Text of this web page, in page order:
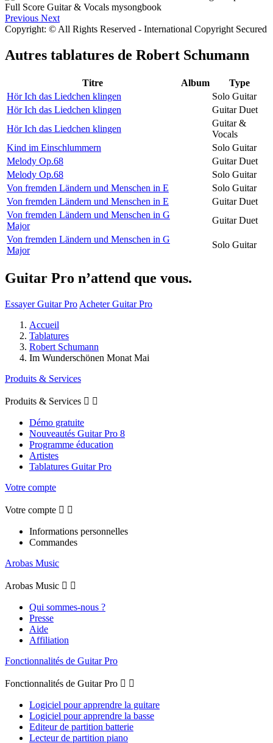
Previous Next
Copyright: © All Rights Reserved - International Copyright Secured
Autres tablatures de Robert Schumann
Titre Album
Type
Hör Ich das Liedchen klingen
Solo Guitar
Hör Ich das Liedchen klingen
Guitar Duet
Hör Ich das Liedchen klingen
Guitar &
Vocals
Kind im Einschlummern
Solo Guitar
Melody Op.68
Guitar Duet
Melody Op.68
Solo Guitar
Von fremden Ländern und Menschen in E
Solo Guitar
Von fremden Ländern und Menschen in E
Guitar Duet
Von fremden Ländern und Menschen in G
Major
Guitar Duet
Von fremden Ländern und Menschen in G
Major
Solo Guitar
Guitar Pro n’attend que vous.
Essayer Guitar Pro Acheter Guitar Pro
Accueil
Tablatures
Robert Schumann
Im Wunderschönen Monat Mai
Produits & Services
Produits & Services  
Démo gratuite
Nouveautés Guitar Pro 8
Programme éducation
Artistes
Tablatures Guitar Pro
Votre compte
Votre compte  
Informations personnelles
Commandes
Arobas Music
Arobas Music  
Qui sommes-nous ?
Presse
Aide
Affiliation
Fonctionnalités de Guitar Pro
Fonctionnalités de Guitar Pro  
Logiciel pour apprendre la guitare
Logiciel pour apprendre la basse
Editeur de partition batterie
Lecteur de partition piano